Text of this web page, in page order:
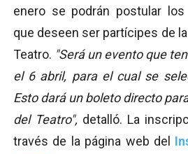
enero se podrán postular
que deseen ser partícipes de
Teatro. "Será un evento que
el 6 abril, para el cual se
Esto dará un boleto directo
del Teatro", detalló. La
través de la página web del